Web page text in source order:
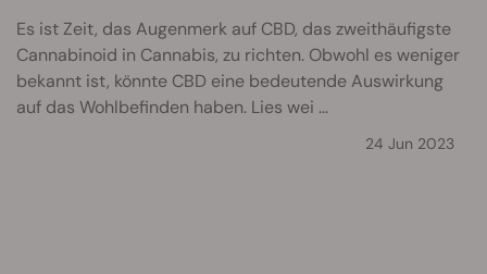
Es ist Zeit, das Augenmerk auf CBD, das zweithäufigste
Cannabinoid in Cannabis, zu richten. Obwohl es weniger
bekannt ist, könnte CBD eine bedeutende Auswirkung
auf das Wohlbefinden haben. Lies wei ...
24 Jun 2023